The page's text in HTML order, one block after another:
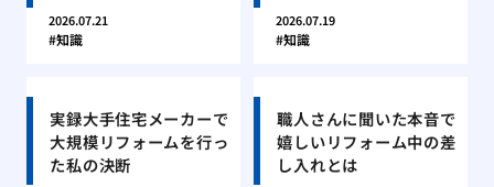
2026.07.21
知識
2026.07.19
知識
実録大手住宅メーカーで
大規模リフォームを行っ
た私の決断
職人さんに聞いた本音で
嬉しいリフォーム中の差
し入れとは